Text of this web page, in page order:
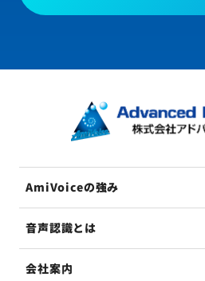
AmiVoiceの強み
音声認識とは
会社案内